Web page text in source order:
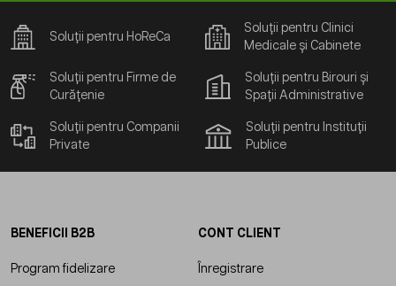
Soluții pentru HoReCa
Soluții pentru Clinici
Medicale și Cabinete
Soluții pentru Firme de
Curățenie
Soluții pentru Birouri și
Spații Administrative
Soluții pentru Companii
Private
Soluții pentru Instituții
Publice
BENEFICII B2B
Program fidelizare
CONT CLIENT
Înregistrare